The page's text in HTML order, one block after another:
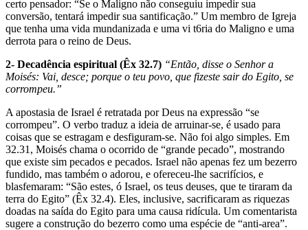
certo pensador: “Se o Maligno não conseguiu impedir sua
conversão, tentará impedir sua santificação.” Um membro de Igreja
que tenha uma vida mundanizada e uma vi­ t6ria do Maligno e uma
derrota para o reino de Deus.
2- Decadência espiritual (Êx 32.7) “Então, disse o Senhor a
Moisés: Vai, desce; porque o teu povo, que fizeste sair do Egito, se
corrompeu.”
A apostasia de Israel é retratada por Deus na expressão “se
corrompeu”. O verbo traduz a ideia de arruinar-se, é usado para
coisas que se estragam e desfiguram-se. Não foi algo simples. Em
32.31, Moisés chama o ocorrido de “grande peca­do”, mostrando
que existe sim pecados e pecados. Israel não apenas fez um bezerro
fundido, mas também o adorou, e ofereceu-lhe sacrifícios, e
blasfemaram: “São estes, ó Israel, os teus deuses, que te tiraram da
terra do Egito” (Êx 32.4). Eles, inclusive, sacrificaram as riquezas
doadas na saída do Egito para uma causa ridícula. Um comentarista
sugere a construção do bezerro como uma espécie de “anti-area”.